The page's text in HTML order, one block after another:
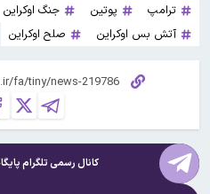
ترامپ پوتین جنگ اوکراین
آتش بس اوکراین
صلح اوکراین
کانال رسمی تلگرام